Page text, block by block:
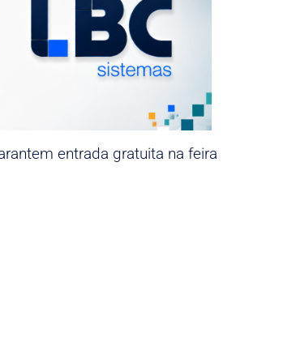
entrada gratuita na feira